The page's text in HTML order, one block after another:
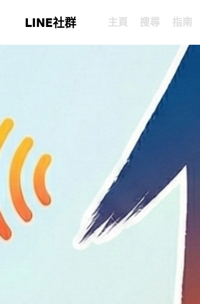
LINE社群 主頁 搜尋 指南